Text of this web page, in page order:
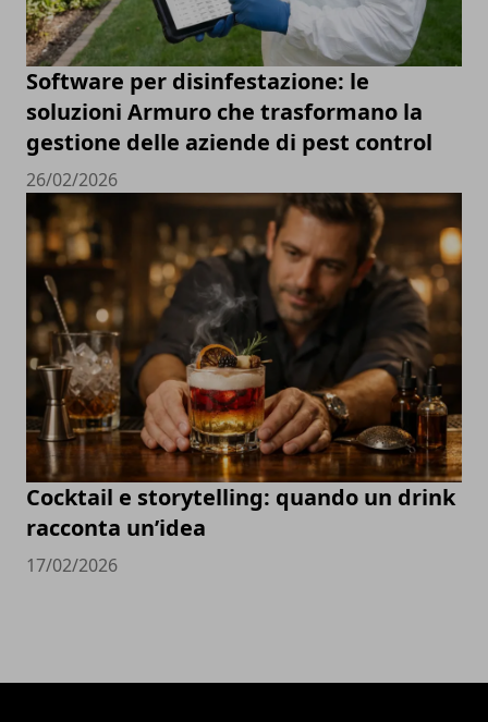
Software per disinfestazione: le
soluzioni Armuro che trasformano la
gestione delle aziende di pest control
26/02/2026
Cocktail e storytelling: quando un drink
racconta un’idea
17/02/2026